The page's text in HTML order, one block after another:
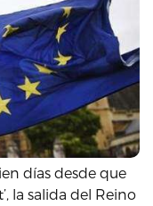
días desde que
la salida del Reino